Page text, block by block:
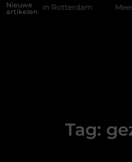
Nieuwe
artikelenin Rotterdam Meer
Tag: